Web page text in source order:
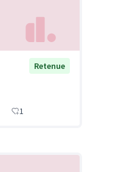
Retenue
1